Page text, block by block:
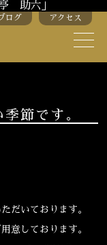
助六」
ログ アクセス
節です。
だいております。
意しております。
台のご利用